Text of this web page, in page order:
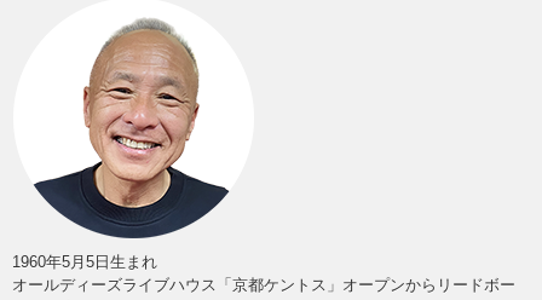
1960年5月5日生まれ
オールディーズライブハウス「京都ケントス」オープンからリードボー